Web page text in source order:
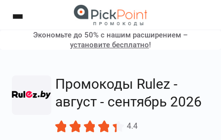
Экономьте до 50% с нашим расширением –
установите бесплатно!
Промокоды Rulez -
август - сентябрь 2026
4.4